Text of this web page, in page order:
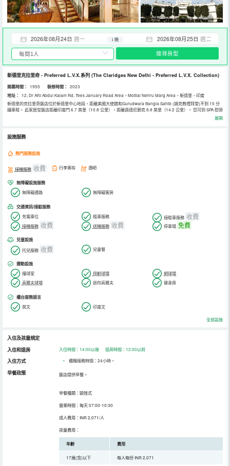
2026年08月24日 週一 2026年08月25日 週二
1 晚
搜尋房型
新德里克拉里奇 - Preferred L.V.X.系列 (The Claridges New Delhi - Preferred L.V.X. Collection)
開幕時間： 1955 裝修時間： 2023
地址：
12, Dr APJ Abdul Kalam Rd, Tees January Road Area，Motilal Nehru Marg Area，新德里，印度
新德里的克拉里奇飯店位於新德里中心地段，距離美國大使館和Gurudwara Bangla Sahib (錫克教禮拜堂)不到 15 分
鐘車程。 此家居型飯店距離印度門 6.7 英里（10.8 公里），距離昌德尼朝克 8.8 英里（14.2 公里）。 您可到 SPA 慰勞
一下自己，這裡提供按摩、身體護理和麵部護理。一定要去體驗健身俱樂部、室外游泳池和桑拿等度假設施。此飯店的
其他設施包括免費 WiFi、禮賓服務和保姆服務（收費）。如果想抽一天去購物，可以搭乘收費班車前往。 飯店設有 4
心。在忙碌的一天後，不妨去酒吧/酒廊輕鬆一下。每天 07:00 至 10:30 提供收費的歐陸式早餐。 特色服務/設施包括24
小時商務中心、豪華轎車或公務車服務和快速入住。這家飯店的活動設施包括會議中心和會議室。住客可付費乘坐24 小
適。您的加厚層臥床備有羽絨被和埃及棉床單。免費提供有線和無線上網，此外，55 英寸等離子電視提供數碼頻道，可
展開
設施服務
熱門服務設施
接機服務 收費 行李寄存 酒吧
無障礙設施服務
無障礙通路 無障礙客房
交通資訊/接駁服務
充電車位 租車服務 接駁車服務 收費
接機服務 收費 送機服務 收費 停車場 免費
兒童設施
托兒服務 收費 兒童餐
運動設施
撞球室 保齡球場
網球場
高爾夫球場
迷你高爾夫 健身房
櫃台服務語言
英文 印度文
全部設施
入住及孩童規定
入住和退房
入住時間：14:00以後 退房時間：12:00以前
入住方式 • 櫃檯服務時間：24小時。
早餐政策 飯店提供早餐。
早餐種類：歐陸式
營業時間：每天 07:00-10:30
成人費用：INR 2,071/人
孩童費用：
年齡 費用
17歲(含)以下 每人每份 INR 2,071